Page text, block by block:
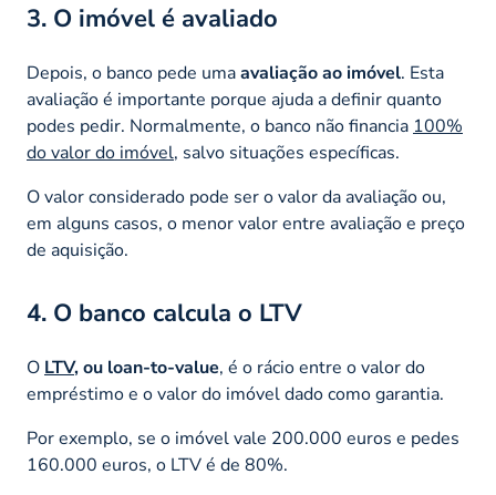
3. O imóvel é avaliado
Depois, o banco pede umaavaliação ao imóvel. Esta
avaliação é importante porque ajuda a definir quanto
podes pedir. Normalmente, o banco não financia 100%
do valor do imóvel, salvo situações específicas.
O valor considerado pode ser o valor da avaliação ou,
em alguns casos, o menor valor entre avaliação e preço
de aquisição.
4. O banco calcula o LTV
O LTV, ou loan-to-value, é o rácio entre o valor do
empréstimo e o valor do imóvel dado como garantia.
Por exemplo, se o imóvel vale 200.000 euros e pedes
160.000 euros, o LTV é de 80%.